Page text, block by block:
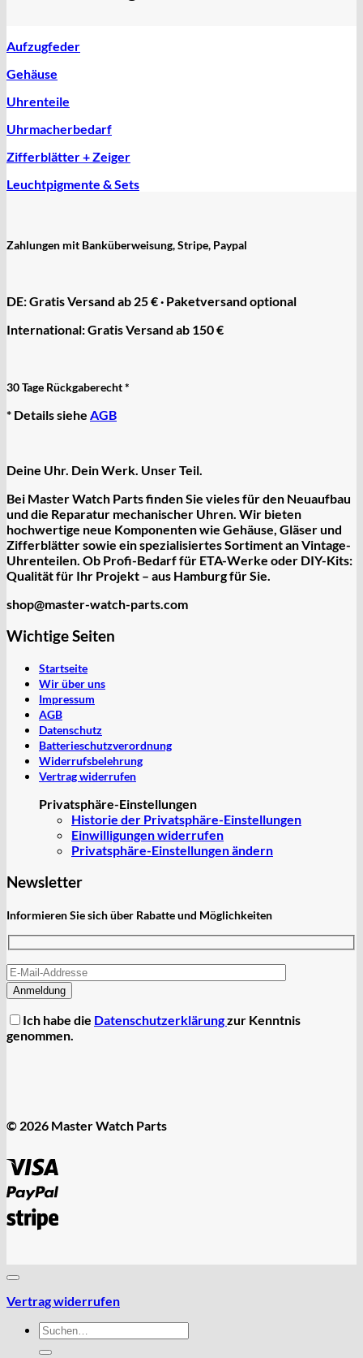
Aufzugfeder
Gehäuse
Uhrenteile
Uhrmacherbedarf
Zifferblätter + Zeiger
Leuchtpigmente & Sets
Zahlungen mit Banküberweisung, Stripe, Paypal
DE: Gratis Versand ab 25 € · Paketversand optional
International: Gratis Versand ab 150 €
30 Tage Rückgaberecht *
* Details siehe AGB
Deine Uhr. Dein Werk. Unser Teil.
Bei Master Watch Parts finden Sie vieles für den Neuaufbau
und die Reparatur mechanischer Uhren. Wir bieten
hochwertige neue Komponentenwie Gehäuse, Gläser und
Zifferblätter sowie ein spezialisiertes Sortiment anVintage-
Uhrenteilen. Ob Profi-Bedarf für ETA-Werke oder DIY-Kits:
Qualität für Ihr Projekt – aus Hamburg für Sie.
shop@master-watch-parts.com
Wichtige Seiten
Startseite
Wir über uns
Impressum
AGB
Datenschutz
Batterieschutzverordnung
Widerrufsbelehrung
Vertrag widerrufen
Privatsphäre-Einstellungen
Historie der Privatsphäre-Einstellungen
Einwilligungen widerrufen
Privatsphäre-Einstellungen ändern
Newsletter
Informieren Sie sich über Rabatte und Möglichkeiten
Ich habe die Datenschutzerklärungzur Kenntnis
genommen.
© 2026 Master Watch Parts
PayPal
Stripe
Vertrag widerrufen
Suchen
nach: